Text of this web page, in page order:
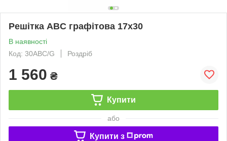
Решітка ABC графітова 17x30
В наявності
Код: 30ABC/G
Роздріб
1 560 ₴
Купити
або
Купити з